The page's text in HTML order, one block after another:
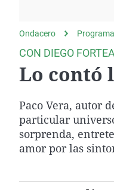
gato
Ondacero
CON DIEGO FORTEA
Lo contó
Paco Vera, autor
particular
sorprenda,
amor por las